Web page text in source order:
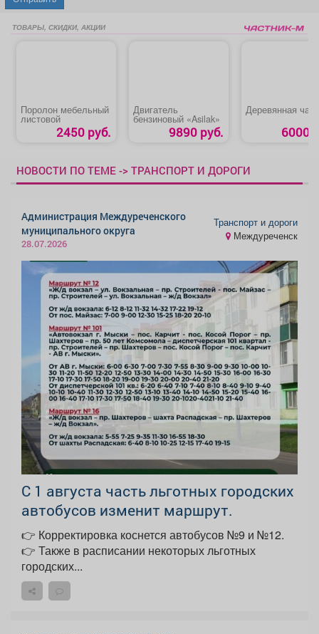
ТОВАРЫ, СКИДКИ, АКЦИИ
Поролон мебельный
листовой
2450 руб.
Двигатель
бензиновый «Asilak»
9890 руб.
Деревянная
6000
НОВОСТИ ПО ТЕМЕ -> ТРАНСПОРТ И ДОРОГИ
Администрация Междуреченского
муниципального округа
28.07.2026
Транспорт и дороги
Междуреченск
С 1 августа часть льготных городских
автобусов изменит маршрут.
👉 Корректировка коснется автобусов №9 и №12.
👉 Также в расписании некоторых льготных
городских...